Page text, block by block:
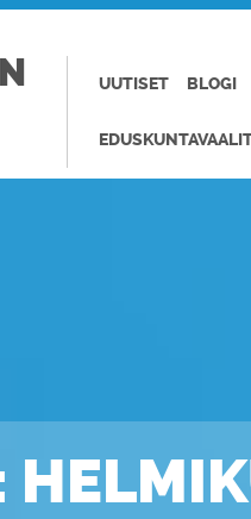
UUTISET BLOGI